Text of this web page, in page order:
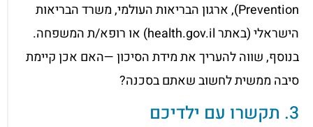
Prevention), ארגון הבריאות העולמי, משרד הבריאות
הישראלי (באתר health.gov.il) או רופא/ת המשפחה.
בנוסף, שווה להעריך את מידת הסיכון —האם אכן קיימת
סיבה ממשית לחשוב שאתם בסכנה?
3. תקשרו עם ילדיכם